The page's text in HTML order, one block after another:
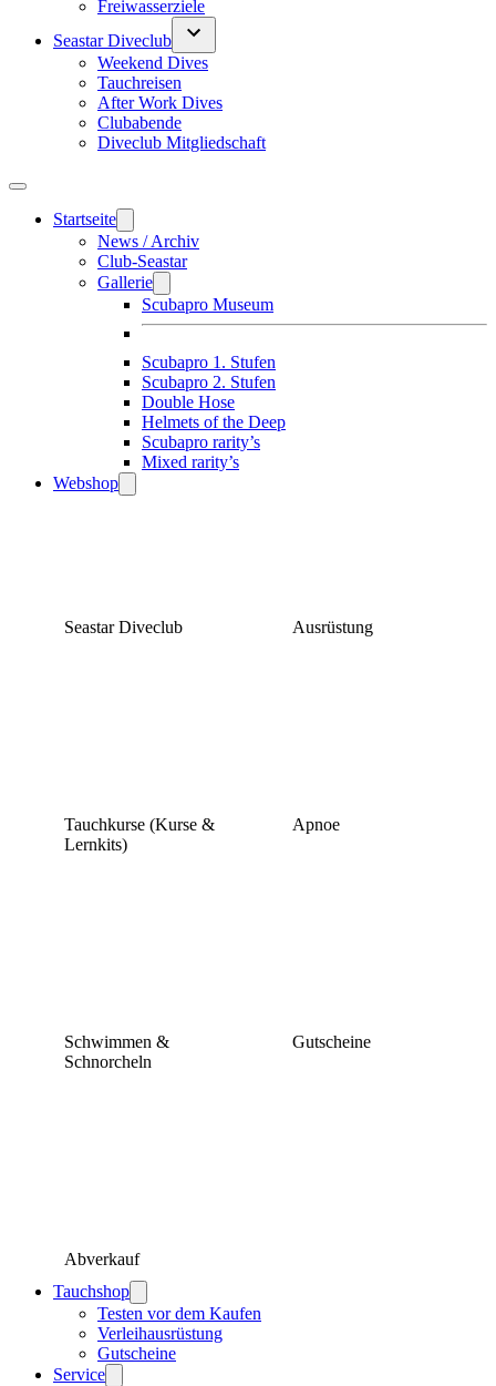
Freiwasserziele
Seastar Diveclub
Weekend Dives
Tauchreisen
After Work Dives
Clubabende
Diveclub Mitgliedschaft
Startseite
News / Archiv
Club-Seastar
Gallerie
Scubapro Museum
Scubapro 1. Stufen
Scubapro 2. Stufen
Double Hose
Helmets of the Deep
Scubapro rarity’s
Mixed rarity’s
Webshop
Seastar Diveclub Ausrüstung
Tauchkurse (Kurse &
Lernkits)
Apnoe
Schwimmen &
Schnorcheln
Gutscheine
Abverkauf
Tauchshop
Testen vor dem Kaufen
Verleihausrüstung
Gutscheine
Service